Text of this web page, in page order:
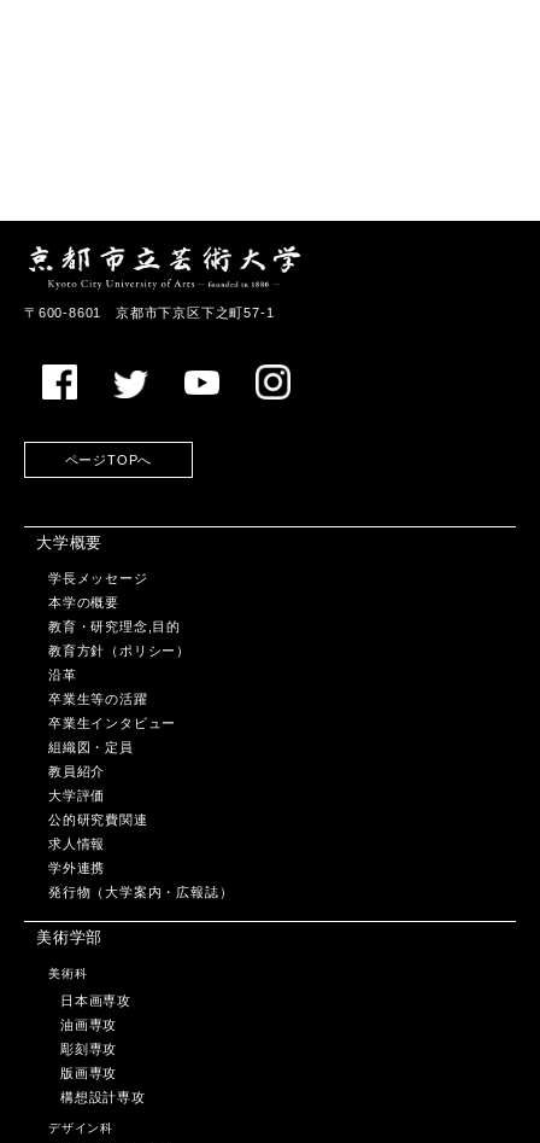
〒600-8601 京都市下京区下之町57-1
ページTOPへ
大学概要
学長メッセージ
本学の概要
教育・研究理念,目的
教育方針（ポリシー）
沿革
卒業生等の活躍
卒業生インタビュー
組織図・定員
教員紹介
大学評価
公的研究費関連
求人情報
学外連携
発行物（大学案内・広報誌）
美術学部
美術科
日本画専攻
油画専攻
彫刻専攻
版画専攻
構想設計専攻
デザイン科